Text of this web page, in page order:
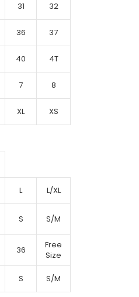
31 32
36 37
40 4T
7 8
XL XS
L L/XL
S S/M
36
Free
Size
S S/M